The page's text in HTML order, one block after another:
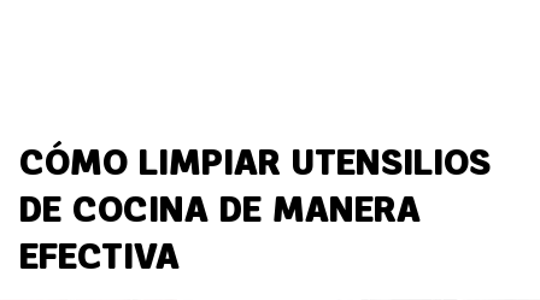
CÓMO LIMPIAR UTENSILIOS
DE COCINA DE MANERA
EFECTIVA